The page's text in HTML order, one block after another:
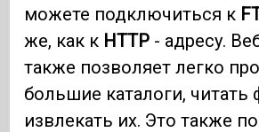
можете подключиться к
же, как к HTTP - адресу.
также позволяет легко
большие каталоги, читать
извлекать их. Это также